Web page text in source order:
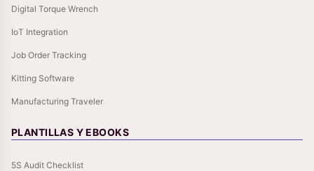
Digital Torque Wrench
IoT Integration
Job Order Tracking
Kitting Software
Manufacturing Traveler
PLANTILLAS Y EBOOKS
5S Audit Checklist